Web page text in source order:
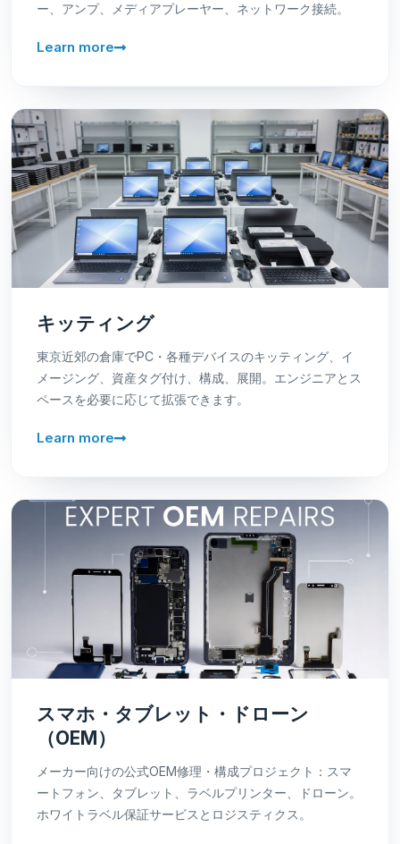
ー、アンプ、メディアプレーヤー、ネットワーク接続。
Learn more
キッティング
東京近郊の倉庫でPC・各種デバイスのキッティング、イ
メージング、資産タグ付け、構成、展開。エンジニアとス
ペースを必要に応じて拡張できます。
Learn more
スマホ・タブレット・ドローン
（OEM）
メーカー向けの公式OEM修理・構成プロジェクト：スマ
ートフォン、タブレット、ラベルプリンター、ドローン。
ホワイトラベル保証サービスとロジスティクス。